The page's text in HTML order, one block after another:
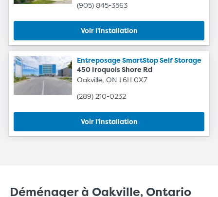
(905) 845-3563
Voir l'installation
Entreposage SmartStop Self Storage
450 Iroquois Shore Rd
Oakville, ON L6H 0X7
(289) 210-0232
Voir l'installation
Déménager à Oakville, Ontario